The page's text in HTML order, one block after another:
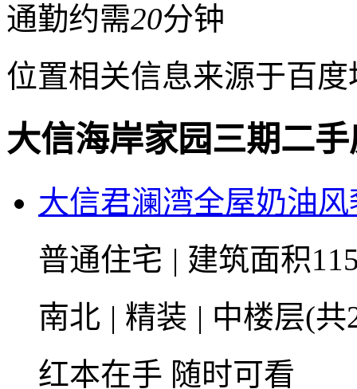
通勤约需20分钟
位置相关信息来源于百
大信海岸家园三期二手
大信君澜湾全屋奶油
普通住宅 | 建筑面积
南北 | 精装 | 中楼层(
红本在手 随时可看